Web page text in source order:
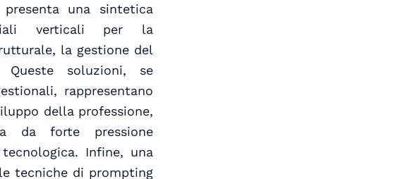
una sintetica
verticali per la
la gestione del
soluzioni, se
rappresentano
della professione,
da forte pressione
Infine, una
tecniche di prompting